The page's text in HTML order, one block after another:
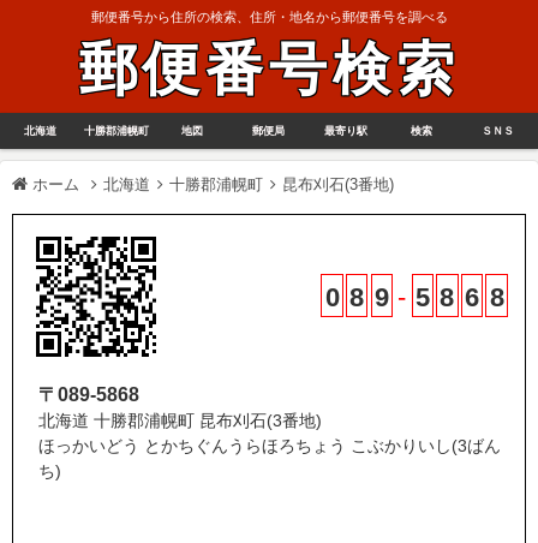
郵便番号から住所の検索、住所・地名から郵便番号を調べる
郵便番号検索
北海道 十勝郡浦幌町 地図 郵便局 最寄り駅 検索 ＳＮＳ
ホーム 北海道 十勝郡浦幌町 昆布刈石(3番地)
0 8 9 - 5 8 6 8
〒089-5868
北海道 十勝郡浦幌町 昆布刈石(3番地)
ほっかいどう とかちぐんうらほろちょう こぶかりいし(3ばん
ち)